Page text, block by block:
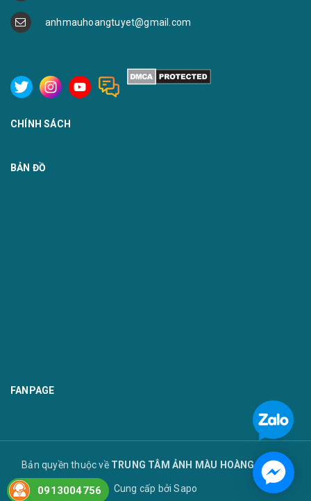
anhmauhoangtuyet@gmail.com
CHÍNH SÁCH
BẢN ĐỒ
FANPAGE
Bản quyền thuộc về TRUNG TÂM ẢNH MÀU HOÀNG TUYẾT
Cung cấp bởiSapo
0913004756